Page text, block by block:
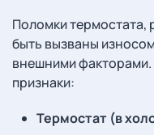
Поломки термостата,
быть вызваны
внешними
признаки:
Термостат (в